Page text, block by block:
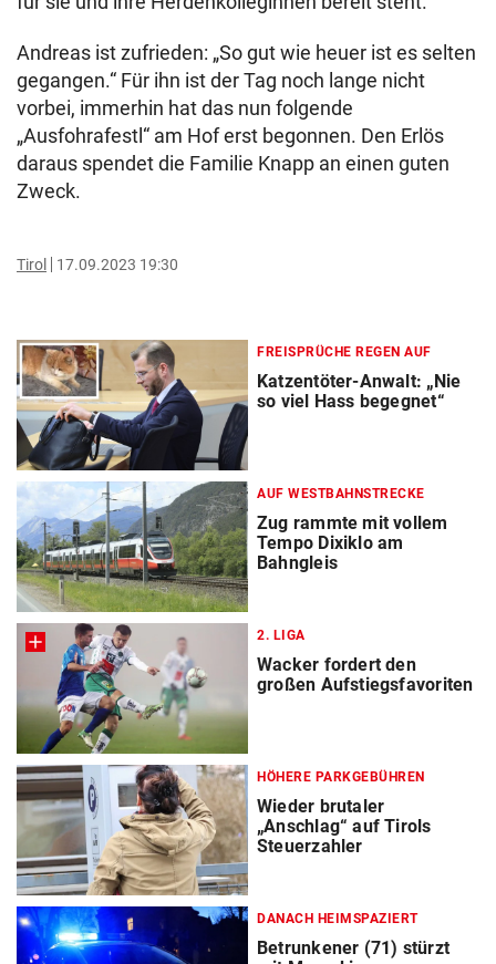
Andreas ist zufrieden: „So gut wie heuer ist es selten
gegangen.“ Für ihn ist der Tag noch lange nicht
vorbei, immerhin hat das nun folgende
„Ausfohrafestl“ am Hof erst begonnen. Den Erlös
daraus spendet die Familie Knapp an einen guten
Zweck.
Tirol 17.09.2023 19:30
FREISPRÜCHE REGEN AUF
Katzentöter-Anwalt: „Nie
so viel Hass begegnet“
AUF WESTBAHNSTRECKE
Zug rammte mit vollem
Tempo Dixiklo am
Bahngleis
2. LIGA
Wacker fordert den
großen Aufstiegsfavoriten
HÖHERE PARKGEBÜHREN
Wieder brutaler
„Anschlag“ auf Tirols
Steuerzahler
DANACH HEIMSPAZIERT
Betrunkener (71) stürzt